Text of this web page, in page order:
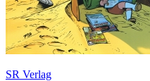
SR Verlag